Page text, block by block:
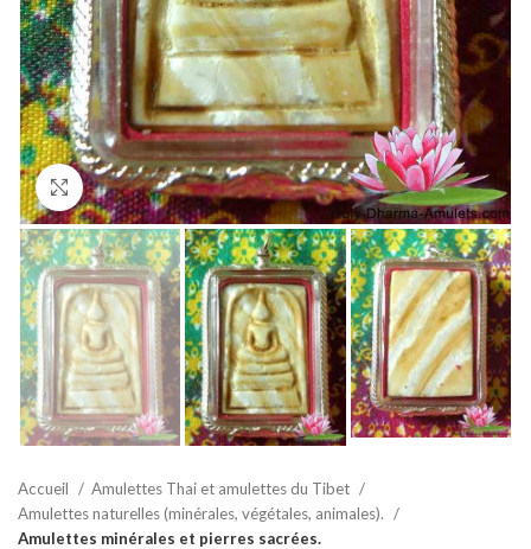
Agrandir
Accueil
Amulettes Thai et amulettes du Tibet
Amulettes naturelles (minérales, végétales, animales).
Amulettes minérales et pierres sacrées.